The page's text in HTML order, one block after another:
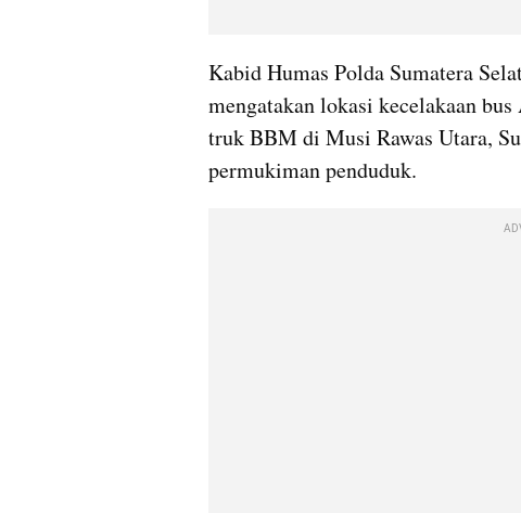
Kabid Humas Polda Sumatera
mengatakan lokasi kecelakaan
truk BBM di Musi Rawas Utara,
permukiman penduduk.